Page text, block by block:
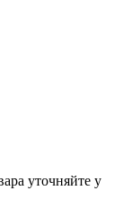
уточняйте у